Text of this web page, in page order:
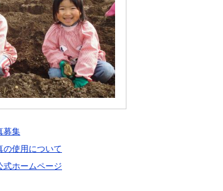
募集
の使用について
式ホームページ